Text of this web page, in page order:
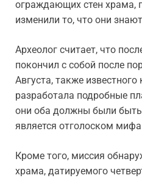
ограждающих стен храма,
изменили то, что они
Археолог считает, что
покончил с собой после
Августа, также
разработала подробные
они оба должны были
является отголоском
Кроме того, миссия
храма, датируемого